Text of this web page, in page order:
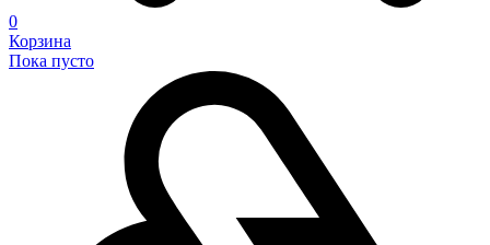
0
Корзина
Пока пусто